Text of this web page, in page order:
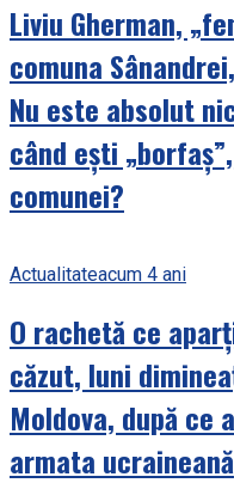
Liviu Gherman,
comuna
Nu este absolut
când ești
comunei?
Actualitateacum 4 ani
O rachetă ce
căzut, luni
Moldova, după ce
armata ucraineană